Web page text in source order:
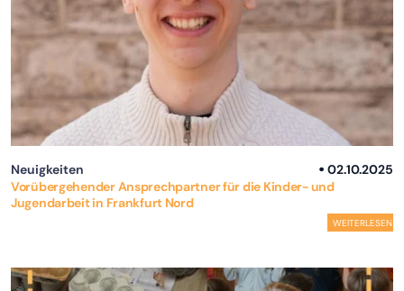
Neuigkeiten
02.10.2025
Vorübergehender Ansprechpartner für die Kinder- und
Jugendarbeit in Frankfurt Nord
WEITERLESEN